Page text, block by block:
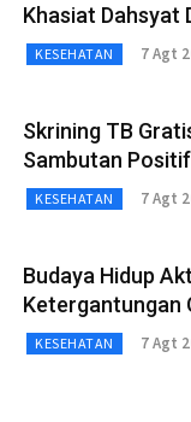
Khasiat Dahsyat
KESEHATAN 7 Agt
Skrining TB
Sambutan
KESEHATAN 7 Agt
Budaya Hidup
Ketergantungan
KESEHATAN 7 Agt